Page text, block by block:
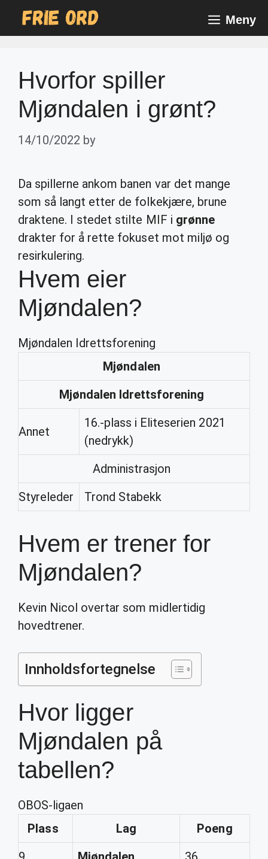
Meny
Hvorfor spiller
Mjøndalen i grønt?
14/10/2022 by
Da spillerne ankom banen var det mange
som så langt etter de folkekjære, brune
draktene. I stedet stilte MIF i grønne
drakter for å rette fokuset mot miljø og
resirkulering.
Hvem eier
Mjøndalen?
Mjøndalen Idrettsforening
Mjøndalen
Mjøndalen Idrettsforening
Annet
16.-plass i Eliteserien 2021
(nedrykk)
Administrasjon
Styreleder
Trond Stabekk
Hvem er trener for
Mjøndalen?
Kevin Nicol overtar som midlertidig
hovedtrener.
Innholdsfortegnelse
Hvor ligger
Mjøndalen på
tabellen?
OBOS-ligaen
Plass
Lag
Poeng